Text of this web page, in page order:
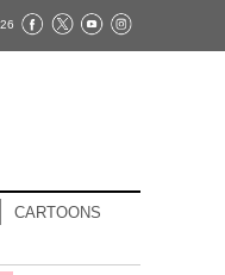
CARTOONS